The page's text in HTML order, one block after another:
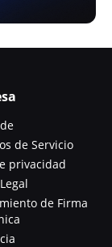
de Servicio
privacidad
de Firma